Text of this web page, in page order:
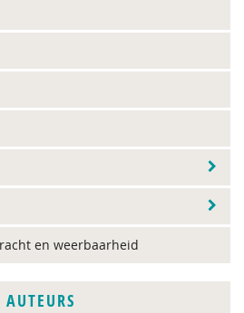
en weerbaarheid
AUTEURS